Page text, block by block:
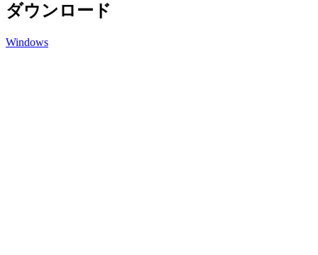
ダウンロード
Windows